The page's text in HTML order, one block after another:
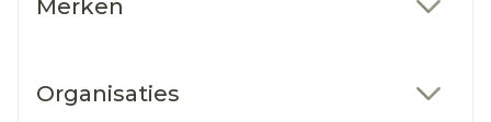
Merken
Organisaties